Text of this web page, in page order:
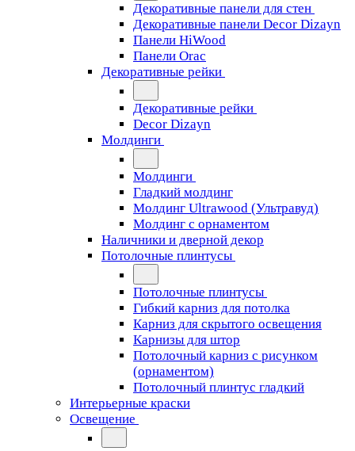
Декоративные панели для стен
Декоративные панели Decor Dizayn
Панели HiWood
Панели Orac
Декоративные рейки
Декоративные рейки
Decor Dizayn
Молдинги
Молдинги
Гладкий молдинг
Молдинг Ultrawood (Ультравуд)
Молдинг с орнаментом
Наличники и дверной декор
Потолочные плинтусы
Потолочные плинтусы
Гибкий карниз для потолка
Карниз для скрытого освещения
Карнизы для штор
Потолочный карниз с рисунком
(орнаментом)
Потолочный плинтус гладкий
Интерьерные краски
Освещение